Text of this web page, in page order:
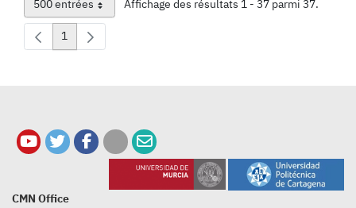
500 entrées
Par page Affichage des résultats 1 - 37 parmi 37.
Page
1
CMN Office